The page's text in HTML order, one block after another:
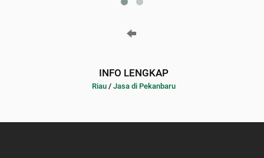
INFO LENGKAP
Riau / Jasa di Pekanbaru